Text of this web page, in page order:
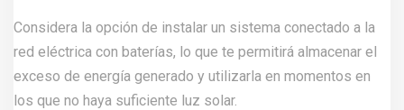
Considera la opción de instalar un sistema conectado a la
red eléctrica con baterías, lo que te permitirá almacenar el
exceso de energía generado y utilizarla en momentos en
los que no haya suficiente luz solar.